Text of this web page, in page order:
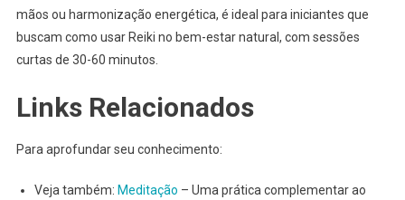
mãos ou harmonização energética, é ideal para iniciantes que
buscam como usar Reiki no bem-estar natural, com sessões
curtas de 30-60 minutos.
Links Relacionados
Para aprofundar seu conhecimento:
Veja também: Meditação – Uma prática complementar ao